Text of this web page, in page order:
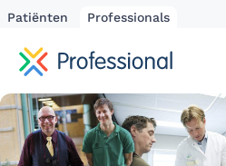
Patiënten Professionals